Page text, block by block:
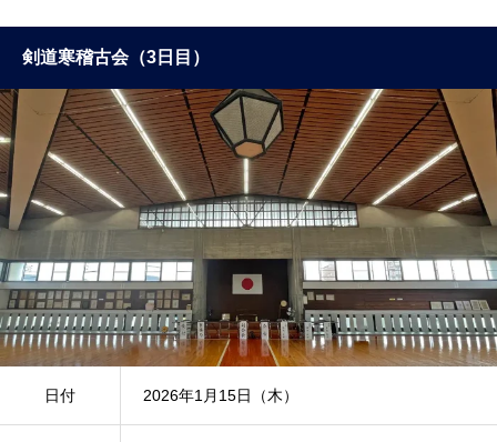
剣道寒稽古会（3日目）
日付 2026年1月15日（木）